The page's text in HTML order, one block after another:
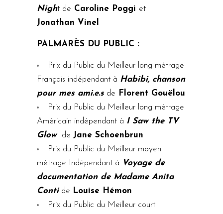
Night de Caroline Poggi et
Jonathan Vinel
PALMARÈS DU PUBLIC :
Prix du Public du Meilleur long métrage
Français indépendant à Habibi, chanson
pour mes ami.e.sde Florent Gouëlou
Prix du Public du Meilleur long métrage
Américain indépendant à I Saw the TV
Glow
de Jane Schoenbrun
Prix du Public du Meilleur moyen
métrage Indépendant à Voyage de
documentation de Madame Anita
Contide Louise Hémon
Prix du Public du Meilleur court